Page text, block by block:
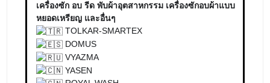
เครื่องซัก อบ รีด พับผ้าอุตสาหกรรม เครื่องซักอบผ้าแบบ
หยอดเหรียญ และอื่นๆ
TOLKAR-SMARTEX
DOMUS
VYAZMA
YASEN